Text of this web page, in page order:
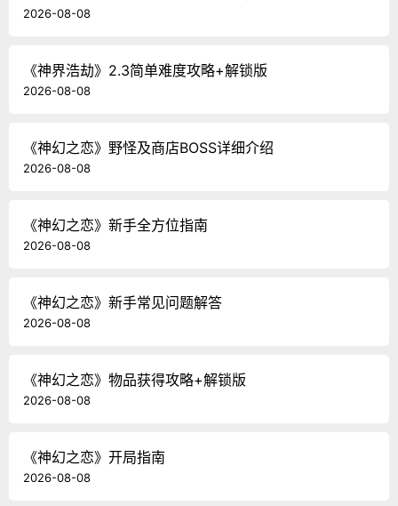
2026-08-08
《神界浩劫》2.3简单难度攻略+解锁版
2026-08-08
《神幻之恋》野怪及商店BOSS详细介绍
2026-08-08
《神幻之恋》新手全方位指南
2026-08-08
《神幻之恋》新手常见问题解答
2026-08-08
《神幻之恋》物品获得攻略+解锁版
2026-08-08
《神幻之恋》开局指南
2026-08-08